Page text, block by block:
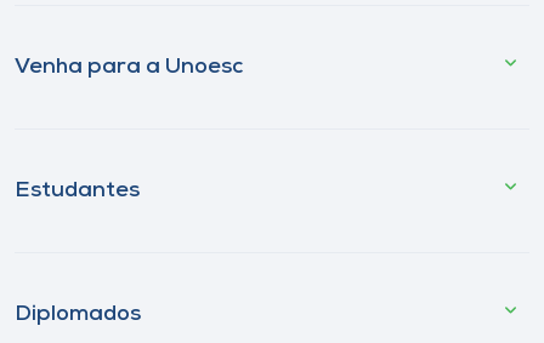
Venha para a Unoesc
Estudantes
Diplomados